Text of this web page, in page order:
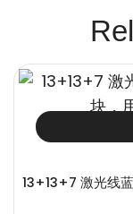
13+13+7 激光线